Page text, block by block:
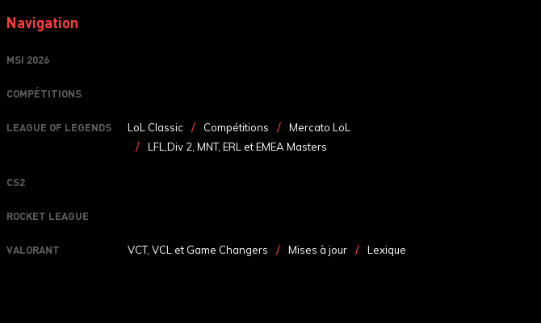
Navigation
MSI 2026
COMPÉTITIONS
LEAGUE OF LEGENDS LoL Classic Compétitions
Mercato LoL
LFL,Div 2, MNT, ERL et EMEA Masters
CS2
ROCKET LEAGUE
VALORANT VCT, VCL et Game Changers Mises à jour Lexique